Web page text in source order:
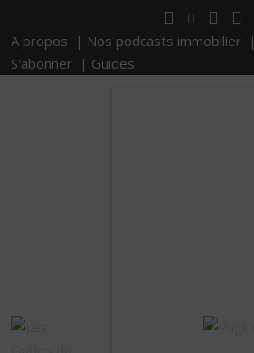
A propos | Nos podcasts immobilier |
S'abonner | Guides